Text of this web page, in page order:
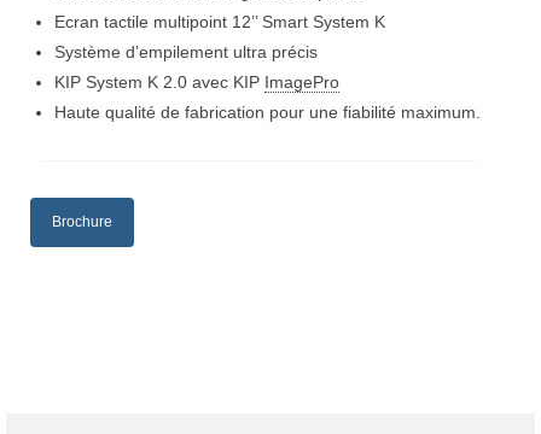
Ecran tactile multipoint 12’’ Smart System K
Système d’empilement ultra précis
KIP System K 2.0 avec KIP ImagePro
Haute qualité de fabrication pour une fiabilité maximum.
Brochure